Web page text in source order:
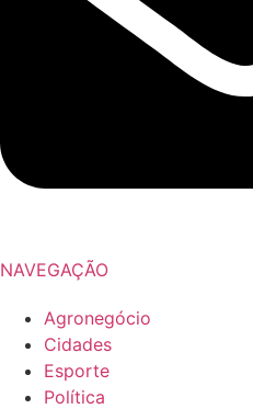
NAVEGAÇÃO
Agronegócio
Cidades
Esporte
Política